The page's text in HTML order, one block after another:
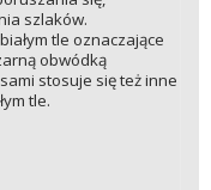
szlaków.
tle oznaczające
obwódką
stosuje się też inne
tle.